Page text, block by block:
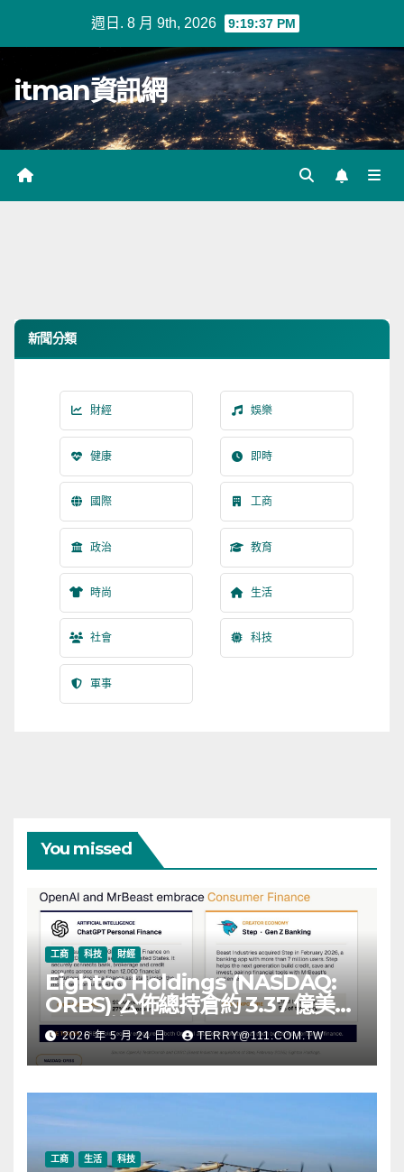
週日. 8 月 9th, 2026 9:19:37 PM
itman資訊網
新聞分類
財經 娛樂
健康 即時
國際 工商
政治 教育
時尚 生活
社會 科技
軍事
You missed
工商 科技 財經
Eightco Holdings (NASDAQ:
ORBS) 公佈總持倉約 3.37 億美
元，涵蓋 OpenAI、Beast
Industries、超過 11,000 枚以太
幣 (ETH) 及逾 2.83 億枚 WLD 代
幣
2026 年 5 月 24 日 TERRY@111.COM.TW
工商 生活 科技